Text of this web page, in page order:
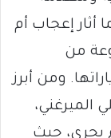
أثار إعجاب أم
من
ومن أبرز
الميرغني،
بحري، حيث